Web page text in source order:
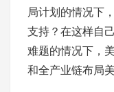
局计划的情况下
支持？在这样自
难题的情况下，
和全产业链布局